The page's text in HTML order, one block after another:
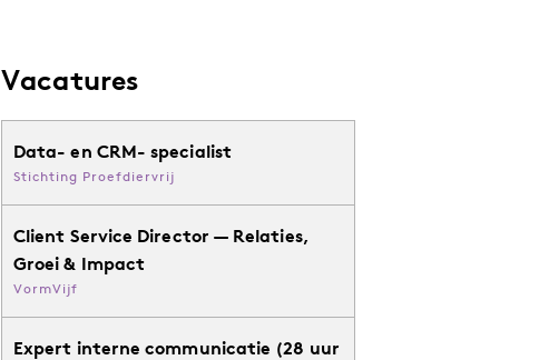
Vacatures
Data- en CRM- specialist
Stichting Proefdiervrij
Client Service Director — Relaties,
Groei & Impact
VormVijf
Expert interne communicatie (28 uur